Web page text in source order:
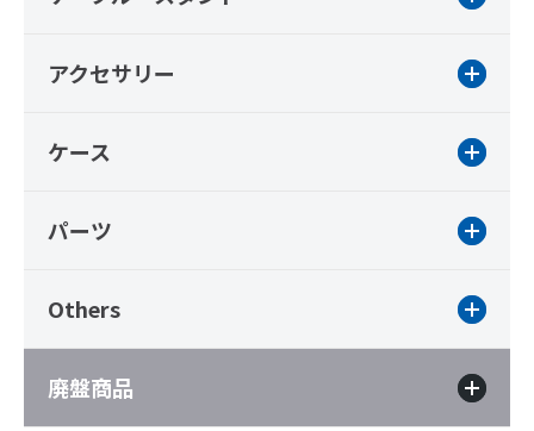
アクセサリー
ケース
パーツ
Others
廃盤商品